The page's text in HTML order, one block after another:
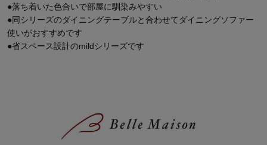
●落ち着いた色合いで部屋に馴染みやすい
●同シリーズのダイニングテーブルと合わせてダイニングソファー
使いがおすすめです
●省スペース設計のmildシリーズです